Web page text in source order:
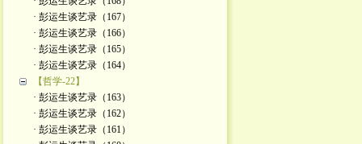
· 彭运生谈艺录（167）
· 彭运生谈艺录（166）
· 彭运生谈艺录（165）
· 彭运生谈艺录（164）
【哲学-22】
· 彭运生谈艺录（163）
· 彭运生谈艺录（162）
· 彭运生谈艺录（161）